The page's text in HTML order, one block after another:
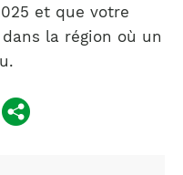
et que votre
la région où un